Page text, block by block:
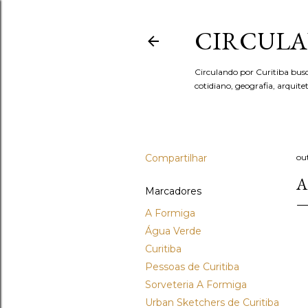
Circulando por Curitiba
cotidiano, geografia,
Compartilhar
Marcadores
A Formiga
Água Verde
Curitiba
Pessoas de Curitiba
Sorveteria A Formiga
Urban Sketchers de Curitiba